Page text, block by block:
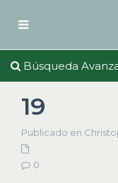
Búsqueda
19
Publicado en
0